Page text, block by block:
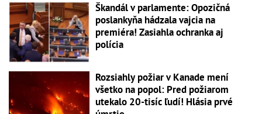
Škandál v parlamente: Opozičná
poslankyňa hádzala vajcia na
premiéra! Zasiahla ochranka aj
polícia
Rozsiahly požiar v Kanade mení
všetko na popol: Pred požiarom
utekalo 20-tisíc ľudí! Hlásia prvé